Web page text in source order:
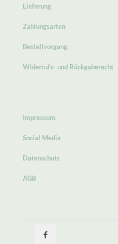
Lieferung
Zahlungsarten
Bestellvorgang
Widerrufs- und Rückgaberecht
Impressum
Social Media
Datenschutz
AGB